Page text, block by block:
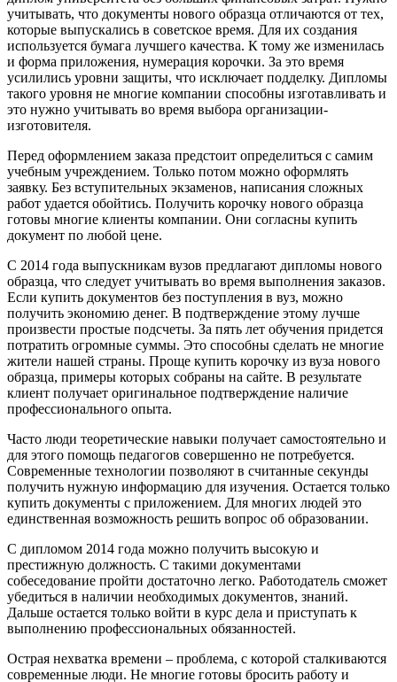
учитывать, что документы нового образца отличаются от тех,
которые выпускались в советское время. Для их создания
используется бумага лучшего качества. К тому же изменилась
и форма приложения, нумерация корочки. За это время
усилились уровни защиты, что исключает подделку. Дипломы
такого уровня не многие компании способны изготавливать и
это нужно учитывать во время выбора организации-
изготовителя.
Перед оформлением заказа предстоит определиться с самим
учебным учреждением. Только потом можно оформлять
заявку. Без вступительных экзаменов, написания сложных
работ удается обойтись. Получить корочку нового образца
готовы многие клиенты компании. Они согласны купить
документ по любой цене.
С 2014 года выпускникам вузов предлагают дипломы нового
образца, что следует учитывать во время выполнения заказов.
Если купить документов без поступления в вуз, можно
получить экономию денег. В подтверждение этому лучше
произвести простые подсчеты. За пять лет обучения придется
потратить огромные суммы. Это способны сделать не многие
жители нашей страны. Проще купить корочку из вуза нового
образца, примеры которых собраны на сайте. В результате
клиент получает оригинальное подтверждение наличие
профессионального опыта.
Часто люди теоретические навыки получает самостоятельно и
для этого помощь педагогов совершенно не потребуется.
Современные технологии позволяют в считанные секунды
получить нужную информацию для изучения. Остается только
купить документы с приложением. Для многих людей это
единственная возможность решить вопрос об образовании.
С дипломом 2014 года можно получить высокую и
престижную должность. С такими документами
собеседование пройти достаточно легко. Работодатель сможет
убедиться в наличии необходимых документов, знаний.
Дальше остается только войти в курс дела и приступать к
выполнению профессиональных обязанностей.
Острая нехватка времени – проблема, с которой сталкиваются
современные люди. Не многие готовы бросить работу и